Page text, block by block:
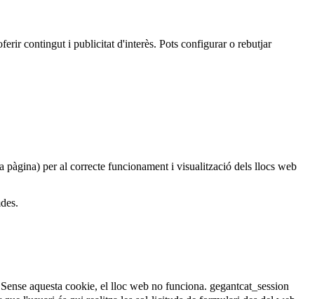
contingut i publicitat d'interès. Pots configurar o rebutjar
per al correcte funcionament i visualització dels llocs web
aquesta cookie, el lloc web no funciona. gegantcat_session